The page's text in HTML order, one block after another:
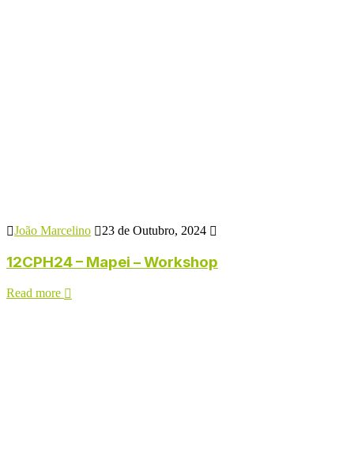
João Marcelino 23 de Outubro, 2024
12CPH24 – Mapei – Workshop
Read more